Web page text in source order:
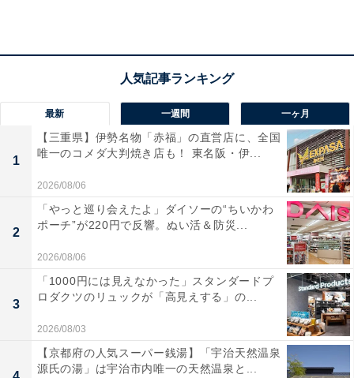
もたくさんあり、楽しみながらいただくことができまし
た」という声があがっています。無料のラウンジを堪能
したい人や、地域の味覚と快適な施設で癒やされたい人
におすすめの宿です。
あわせて読みたい
【二日市温泉の人気ホテル】「二日市温泉 大
丸別荘」は歴史ある広大な日本庭園と名湯
※掲載されている情報は記事公開時のものです。あらか
じめご了承ください。 また、記事中の宿泊プランを予約
すると、売上の一部がオールアバウトに還元されること
があります。
最新 一週間 一ヶ月
1
【三重県】伊勢名物「赤福」の直営店に、全国
唯一のコメダ大判焼き店も！ 東名阪・伊...
2026/08/06
2
「やっと巡り会えたよ」ダイソーの“ちいかわ
ポーチ”が220円で反響。ぬい活＆防災...
2026/08/06
3
「1000円には見えなかった」スタンダードプ
ロダクツのリュックが「高見えする」の...
2026/08/03
【京都府の人気スーパー銭湯】「宇治天然温泉
源氏の湯」は宇治市内唯一の天然温泉と...